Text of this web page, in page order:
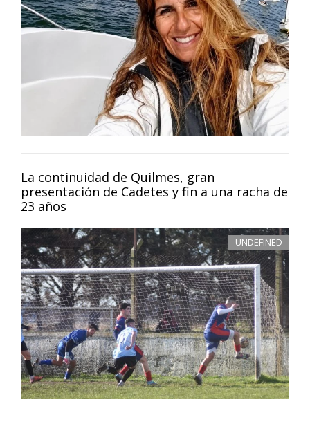
La continuidad de Quilmes, gran
presentación de Cadetes y fin a una racha de
23 años
UNDEFINED